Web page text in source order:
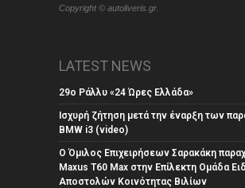
Copyright © autoliveris.gr.
LATEST NEWS
29ο Ράλλυ «24 Ώρες Ελλάδα»
Ισχυρή ζήτηση μετά την έναρξη των
BMW i3 (video)
Ο Όμιλος Επιχειρήσεων Σαρακάκη
Maxus T60 Max στην Επίλεκτη Ομάδα
Αποστολών Κοινότητας Βιλίων